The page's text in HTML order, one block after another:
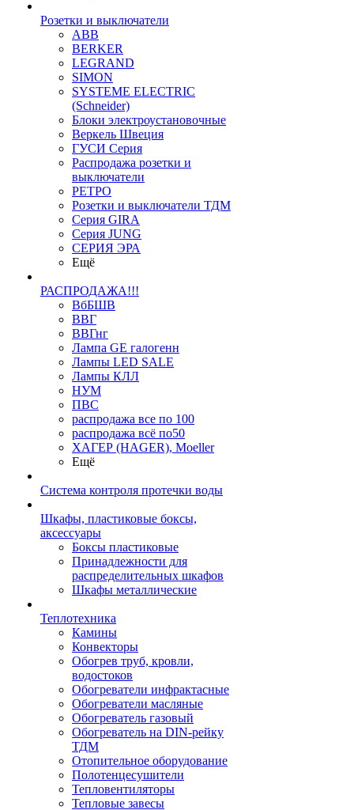
Розетки и выключатели
ABB
BERKER
LEGRAND
SIMON
SYSTEME ELECTRIC
(Schneider)
Блоки электроустановочные
Веркель Швеция
ГУСИ Серия
Распродажа розетки и
выключатели
РЕТРО
Розетки и выключатели ТДМ
Серия GIRA
Серия JUNG
СЕРИЯ ЭРА
Ещё
РАСПРОДАЖА!!!
ВбБШВ
ВВГ
ВВГнг
Лампа GE галогенн
Лампы LED SALE
Лампы КЛЛ
НУМ
ПВС
распродажа все по 100
распродажа всё по50
ХАГЕР (HAGER), Moeller
Ещё
Система контроля протечки воды
Шкафы, пластиковые боксы,
аксессуары
Боксы пластиковые
Принадлежности для
распределительных шкафов
Шкафы металлические
Теплотехника
Камины
Конвекторы
Обогрев труб, кровли,
водостоков
Обогреватели инфрактасные
Обогреватели масляные
Обогреватель газовый
Обогреватель на DIN-рейку
ТДМ
Отопительное оборудование
Полотенцесушители
Тепловентиляторы
Тепловые завесы